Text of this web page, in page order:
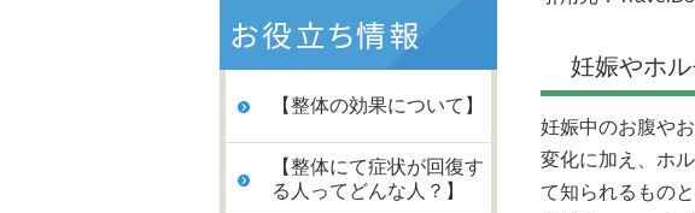
【整体の効果について】
【整体にて症状が回復す
る人ってどんな人？】
妊娠やホ
妊娠中のお腹や
変化に加え、ホ
て知られるもの